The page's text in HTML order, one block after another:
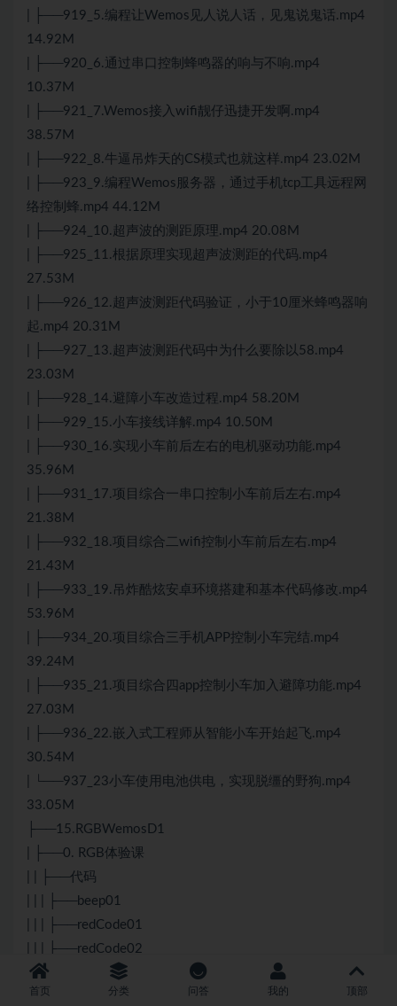
| ├──919_5.编程让Wemos见人说人话，见鬼说鬼话.mp4
14.92M
| ├──920_6.通过串口控制蜂鸣器的响与不响.mp4
10.37M
| ├──921_7.Wemos接入wifi靓仔迅捷开发啊.mp4
38.57M
| ├──922_8.牛逼吊炸天的CS模式也就这样.mp4 23.02M
| ├──923_9.编程Wemos服务器，通过手机tcp工具远程网
络控制蜂.mp4 44.12M
| ├──924_10.超声波的测距原理.mp4 20.08M
| ├──925_11.根据原理实现超声波测距的代码.mp4
27.53M
| ├──926_12.超声波测距代码验证，小于10厘米蜂鸣器响
起.mp4 20.31M
| ├──927_13.超声波测距代码中为什么要除以58.mp4
23.03M
| ├──928_14.避障小车改造过程.mp4 58.20M
| ├──929_15.小车接线详解.mp4 10.50M
| ├──930_16.实现小车前后左右的电机驱动功能.mp4
35.96M
| ├──931_17.项目综合一串口控制小车前后左右.mp4
21.38M
| ├──932_18.项目综合二wifi控制小车前后左右.mp4
21.43M
| ├──933_19.吊炸酷炫安卓环境搭建和基本代码修改.mp4
53.96M
| ├──934_20.项目综合三手机APP控制小车完结.mp4
39.24M
| ├──935_21.项目综合四app控制小车加入避障功能.mp4
27.03M
| ├──936_22.嵌入式工程师从智能小车开始起飞.mp4
30.54M
| └──937_23小车使用电池供电，实现脱缰的野狗.mp4
33.05M
├──15.RGBWemosD1
| ├──0. RGB体验课
| | ├──代码
| | | ├──beep01
| | | ├──redCode01
| | | ├──redCode02
| | | └──uartBeep
| | ├──代码【5】
首页 分类 问答 我的 顶部